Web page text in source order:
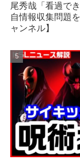
尾秀哉「看過で
自情報収集問題
ャンネル】